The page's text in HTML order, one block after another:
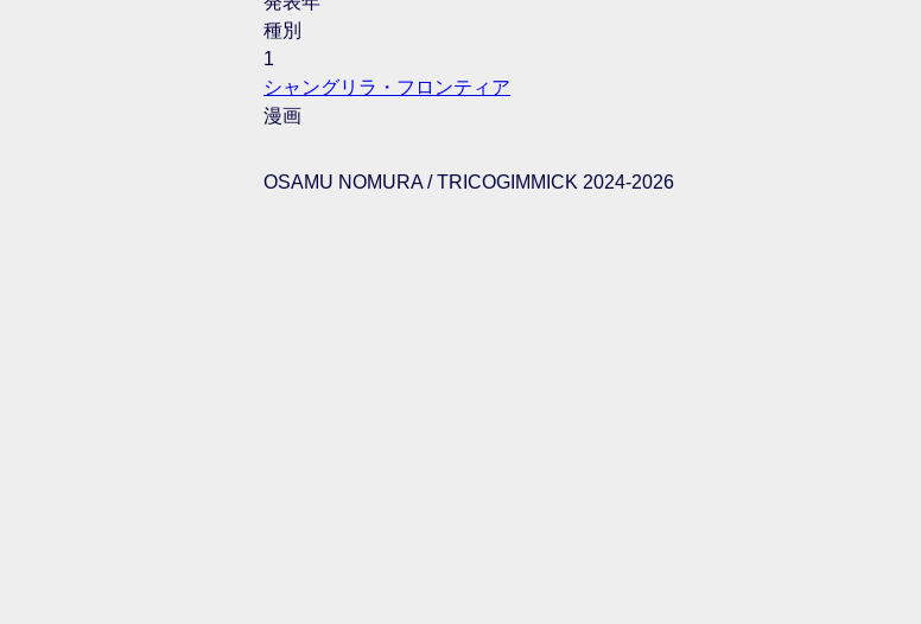
種別
1
シャングリラ・フロンティア
漫画
OSAMU NOMURA / TRICOGIMMICK 2024-2026